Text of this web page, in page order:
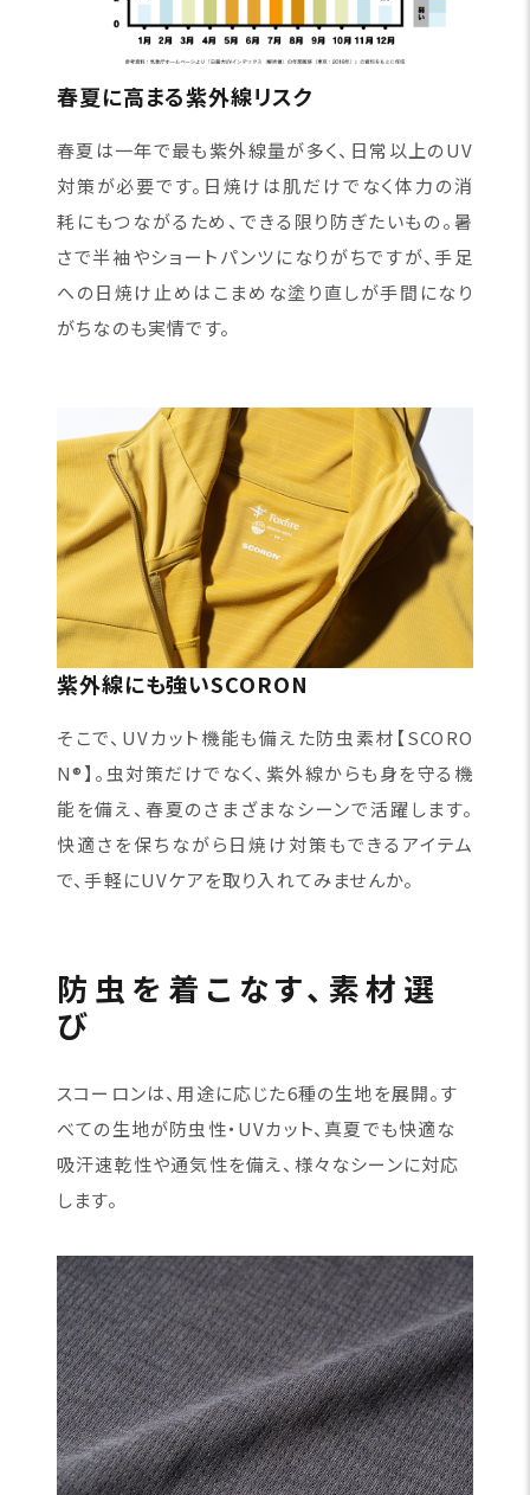
春夏に高まる紫外線リスク
春夏は一年で最も紫外線量が多く、日常以上のUV
対策が必要です。日焼けは肌だけでなく体力の消
耗にもつながるため、できる限り防ぎたいもの。暑
さで半袖やショートパンツになりがちですが、手足
への日焼け止めはこまめな塗り直しが手間になり
がちなのも実情です。
紫外線にも強いSCORON
そこで、UVカット機能も備えた防虫素材【SCORO
N®】。虫対策だけでなく、紫外線からも身を守る機
能を備え、春夏のさまざまなシーンで活躍します。
快適さを保ちながら日焼け対策もできるアイテム
で、手軽にUVケアを取り入れてみませんか。
防虫を着こなす、素材選
び
スコーロンは、用途に応じた6種の生地を展開。す
べての生地が防虫性・UVカット、真夏でも快適な
吸汗速乾性や通気性を備え、様々なシーンに対応
します。